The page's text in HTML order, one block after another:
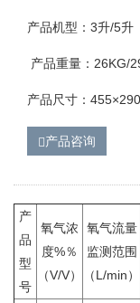
产品机型：3升/5升
产品重量：26KG/
产品尺寸：
产品咨询
产
品
型
号
氧气浓
度%％
（V/V）
氧气流量
监测范围
（L/min）